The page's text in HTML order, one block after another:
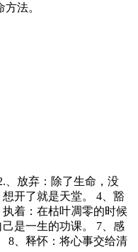
法。
、放弃：除了生命，没
开了就是天堂。 4、豁
着：在枯叶凋零的时候
是一生的功课。 7、感
8、释怀：将心事交给清